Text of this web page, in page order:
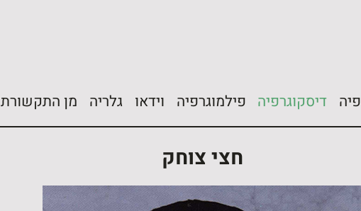
דיסקוגרפיה פילמוגרפיה וידאו גלריה מן התקשורת
חצי צוחק